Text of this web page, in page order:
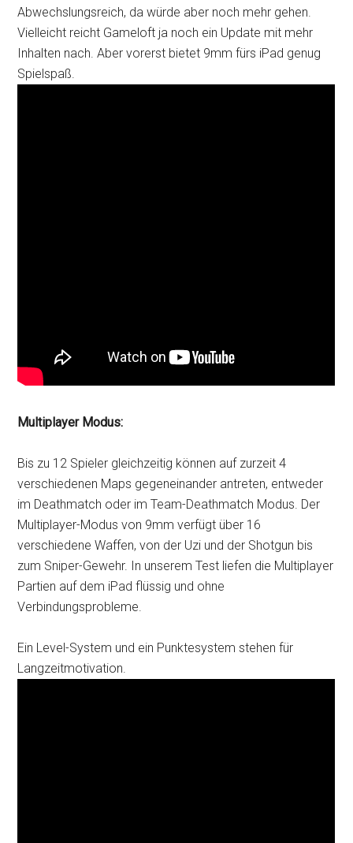
Abwechslungsreich, da würde aber noch mehr gehen.
Vielleicht reicht Gameloft ja noch ein Update mit mehr
Inhalten nach. Aber vorerst bietet 9mm fürs iPad genug
Spielspaß.
Multiplayer Modus:
Bis zu 12 Spieler gleichzeitig können auf zurzeit 4
verschiedenen Maps gegeneinander antreten, entweder
im Deathmatch oder im Team-Deathmatch Modus. Der
Multiplayer-Modus von 9mm verfügt über 16
verschiedene Waffen, von der Uzi und der Shotgun bis
zum Sniper-Gewehr. In unserem Test liefen die Multiplayer
Partien auf dem iPad flüssig und ohne
Verbindungsprobleme.
Ein Level-System und ein Punktesystem stehen für
Langzeitmotivation.